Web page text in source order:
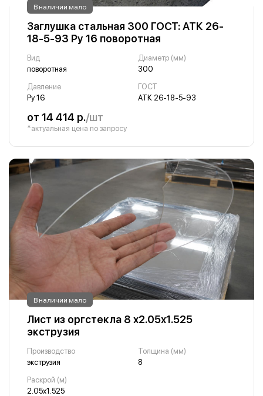
В наличии мало
Заглушка стальная 300 ГОСТ: АТК 26-
18-5-93 Ру 16 поворотная
Вид
поворотная
Диаметр (мм)
300
Давление
Ру 16
ГОСТ
АТК 26-18-5-93
от 14 414 р./шт
*актуальная цена по запросу
В наличии мало
Лист из оргстекла 8 х2.05х1.525
экструзия
Производство
экструзия
Толщина (мм)
8
Раскрой (м)
2.05х1.525